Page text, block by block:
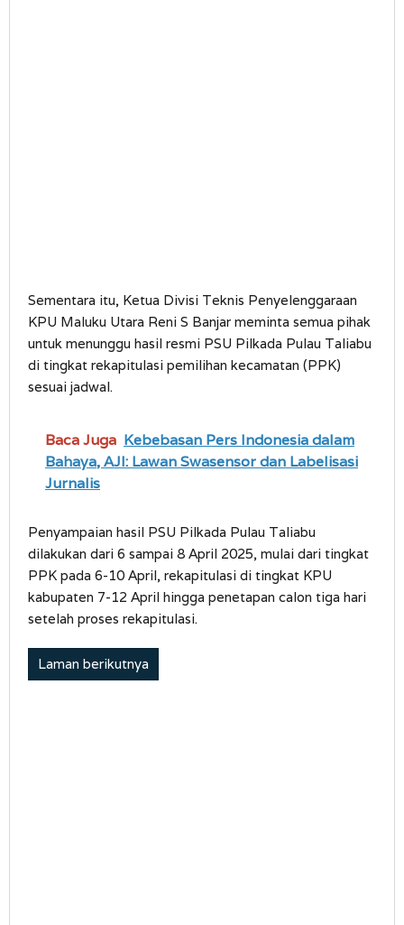
Sementara itu, Ketua Divisi Teknis Penyelenggaraan
KPU Maluku Utara Reni S Banjar meminta semua pihak
untuk menunggu hasil resmi PSU Pilkada Pulau Taliabu
di tingkat rekapitulasi pemilihan kecamatan (PPK)
sesuai jadwal.
Baca Juga Kebebasan Pers Indonesia dalam
Bahaya, AJI: Lawan Swasensor dan Labelisasi
Jurnalis
Penyampaian hasil PSU Pilkada Pulau Taliabu
dilakukan dari 6 sampai 8 April 2025, mulai dari tingkat
PPK pada 6-10 April, rekapitulasi di tingkat KPU
kabupaten 7-12 April hingga penetapan calon tiga hari
setelah proses rekapitulasi.
Laman berikutnya